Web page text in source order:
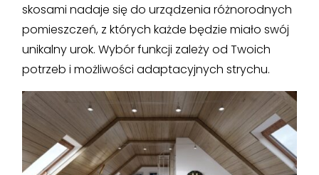
skosami nadaje się do urządzenia różnorodnych
pomieszczeń, z których każde będzie miało swój
unikalny urok. Wybór funkcji zależy od Twoich
potrzeb i możliwości adaptacyjnych strychu.